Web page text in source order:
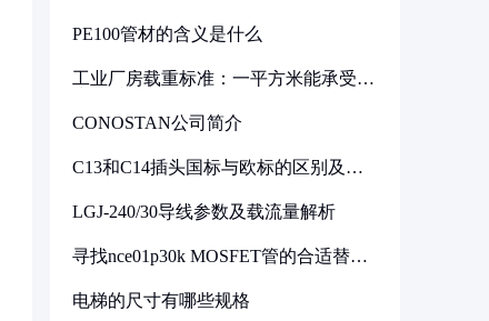
PE100管材的含义是什么
工业厂房载重标准：一平方米能承受多
CONOSTAN公司简介
C13和C14插头国标与欧标的区别及其
LGJ-240/30导线参数及载流量解析
寻找nce01p30k MOSFET管的合适替代
电梯的尺寸有哪些规格